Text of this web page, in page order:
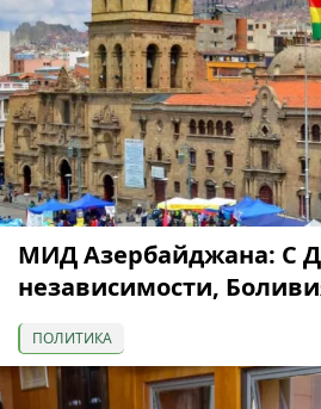
МИД Азербайджана: С
независимости,
ПОЛИТИКА